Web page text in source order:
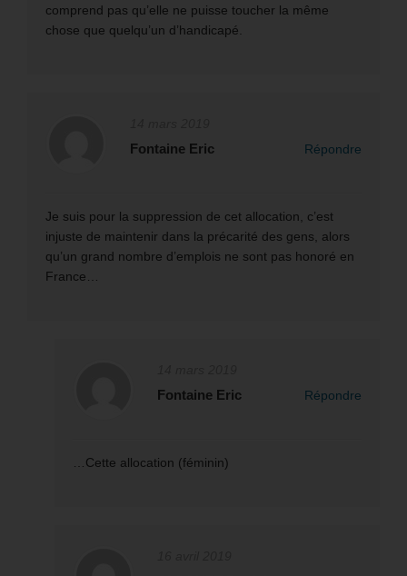
comprend pas qu’elle ne puisse toucher la même
chose que quelqu’un d’handicapé.
Fontaine Eric Répondre
Je suis pour la suppression de cet allocation, c’est
injuste de maintenir dans la précarité des gens, alors
qu’un grand nombre d’emplois ne sont pas honoré en
France…
Fontaine Eric Répondre
…Cette allocation (féminin)